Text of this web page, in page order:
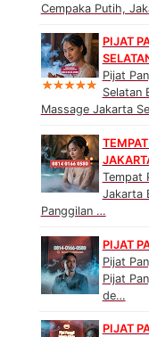
Cempaka Putih,
PIJAT
Pijat
Selatan
Massage Jakarta
Tempat
Jakarta
Panggilan …
PIJAT
Pijat
Pijat
de…
PIJAT